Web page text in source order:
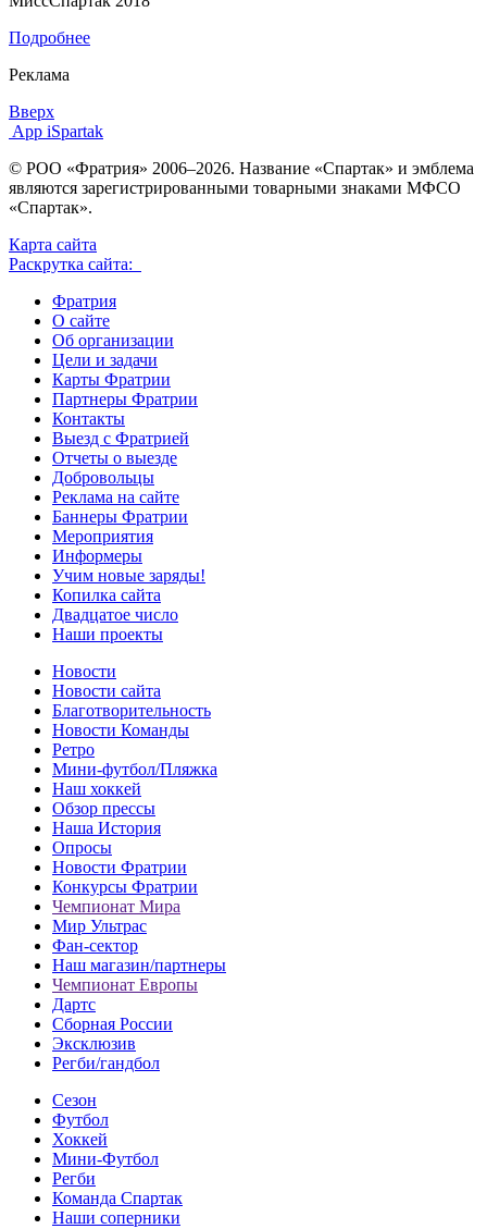
Подробнее
Реклама
Вверх
App iSpartak
© РОО «Фратрия» 2006–2026. Название «Спартак» и эмблема
являются зарегистрированными товарными знаками МФСО
«Спартак».
Карта сайта
Раскрутка сайта:
Фратрия
О сайте
Об организации
Цели и задачи
Карты Фратрии
Партнеры Фратрии
Контакты
Выезд с Фратрией
Отчеты о выезде
Добровольцы
Реклама на сайте
Баннеры Фратрии
Мероприятия
Информеры
Учим новые заряды!
Копилка сайта
Двадцатое число
Наши проекты
Новости
Новости сайта
Благотворительность
Новости Команды
Ретро
Мини-футбол/Пляжка
Наш хоккей
Обзор прессы
Наша История
Опросы
Новости Фратрии
Конкурсы Фратрии
Чемпионат Мира
Мир Ультрас
Фан-cектор
Наш магазин/партнеры
Чемпионат Европы
Дартс
Сборная России
Эксклюзив
Регби/гандбол
Сезон
Футбол
Хоккей
Мини-Футбол
Регби
Команда Спартак
Наши соперники